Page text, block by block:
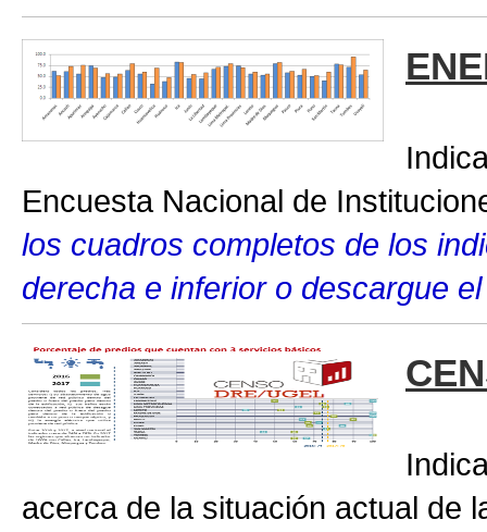
Encuesta Nacional de
los cuadros completos de los
derecha e inferior o descargue
acerca de la situación actual de